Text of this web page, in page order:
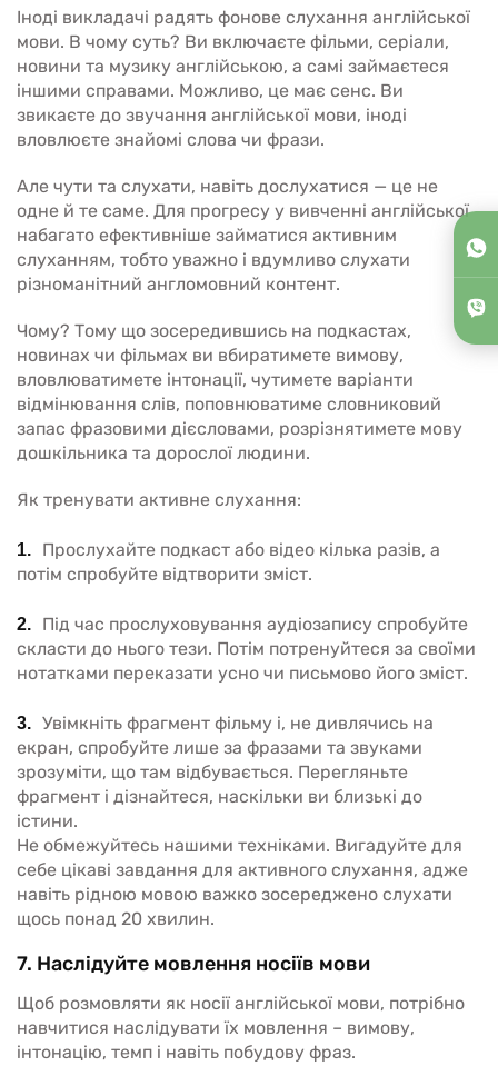
Іноді викладачі радять фонове слухання англійської
мови. В чому суть? Ви включаєте фільми, серіали,
новини та музику англійською, а самі займаєтеся
іншими справами. Можливо, це має сенс. Ви
звикаєте до звучання англійської мови, іноді
вловлюєте знайомі слова чи фрази.
Але чути та слухати, навіть дослухатися — це не
одне й те саме. Для прогресу у вивченні англійської
набагато ефективніше займатися активним
слуханням, тобто уважно і вдумливо слухати
різноманітний англомовний контент.
Чому? Тому що зосередившись на подкастах,
новинах чи фільмах ви вбиратимете вимову,
вловлюватимете інтонації, чутимете варіанти
відмінювання слів, поповнюватиме словниковий
запас фразовими дієсловами, розрізнятимете мову
дошкільника та дорослої людини.
Як тренувати активне слухання:
Прослухайте подкаст або відео кілька разів, а
потім спробуйте відтворити зміст.
Під час прослуховування аудіозапису спробуйте
скласти до нього тези. Потім потренуйтеся за своїми
нотатками переказати усно чи письмово його зміст.
Увімкніть фрагмент фільму і, не дивлячись на
екран, спробуйте лише за фразами та звуками
зрозуміти, що там відбувається. Перегляньте
фрагмент і дізнайтеся, наскільки ви близькі до
істини.
Не обмежуйтесь нашими техніками. Вигадуйте для
себе цікаві завдання для активного слухання, адже
навіть рідною мовою важко зосереджено слухати
щось понад 20 хвилин.
7. Наслідуйте мовлення носіїв мови
Щоб розмовляти як носії англійської мови, потрібно
навчитися наслідувати їх мовлення – вимову,
інтонацію, темп і навіть побудову фраз.